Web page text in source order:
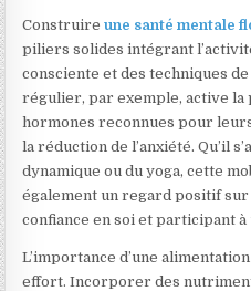
Construireune santé mentale
piliers solides intégrant
consciente et des techniques
régulier, par exemple, active la
hormones reconnues pour
la réduction de l’anxiété. Qu’il
dynamique ou du yoga, cette
également un regard positif
confiance en soi et participant
L’importance d’une
effort. Incorporer des